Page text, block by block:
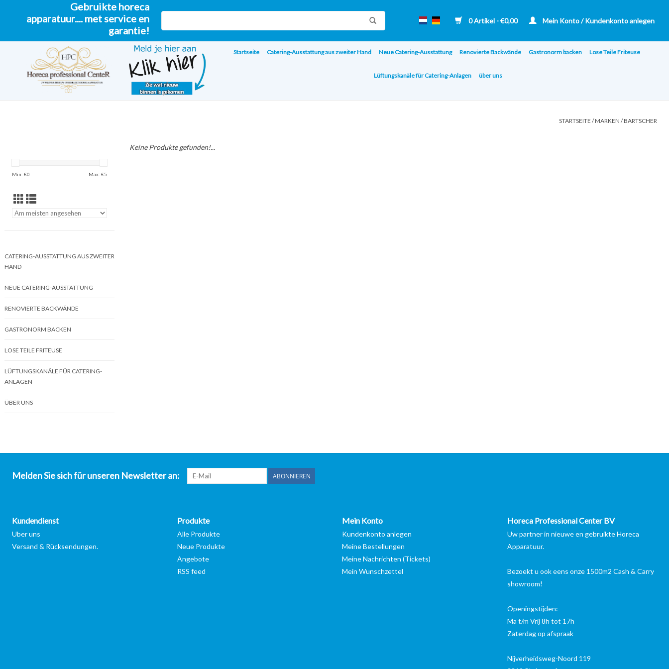
Gebruikte horeca
apparatuur.... met service en
garantie!
0 Artikel - €0,00 Mein Konto / Kundenkonto anlegen
Startseite Catering-Ausstattung aus zweiter Hand Neue Catering-Ausstattung Renovierte Backwände Gastronorm backen Lose Teile Friteuse
Lüftungskanäle für Catering-Anlagen über uns
STARTSEITE /MARKEN /BARTSCHER
Min: €0 Max: €5
CATERING-AUSSTATTUNG AUS ZWEITER
HAND
NEUE CATERING-AUSSTATTUNG
RENOVIERTE BACKWÄNDE
GASTRONORM BACKEN
LOSE TEILE FRITEUSE
LÜFTUNGSKANÄLE FÜR CATERING-
ANLAGEN
ÜBER UNS
Keine Produkte gefunden!...
Melden Sie sich für unseren Newsletter an: ABONNIEREN
Kundendienst
Uber uns
Versand & Rücksendungen.
Produkte
Alle Produkte
Neue Produkte
Angebote
RSS feed
Mein Konto
Kundenkonto anlegen
Meine Bestellungen
Meine Nachrichten (Tickets)
Mein Wunschzettel
Horeca Professional Center BV
Uw partner in nieuwe en gebruikte Horeca
Apparatuur.
Bezoekt u ook eens onze 1500m2 Cash & Carry
showroom!
Openingstijden:
Ma t/m Vrij 8h tot 17h
Zaterdag op afspraak
Nijverheidsweg-Noord 119